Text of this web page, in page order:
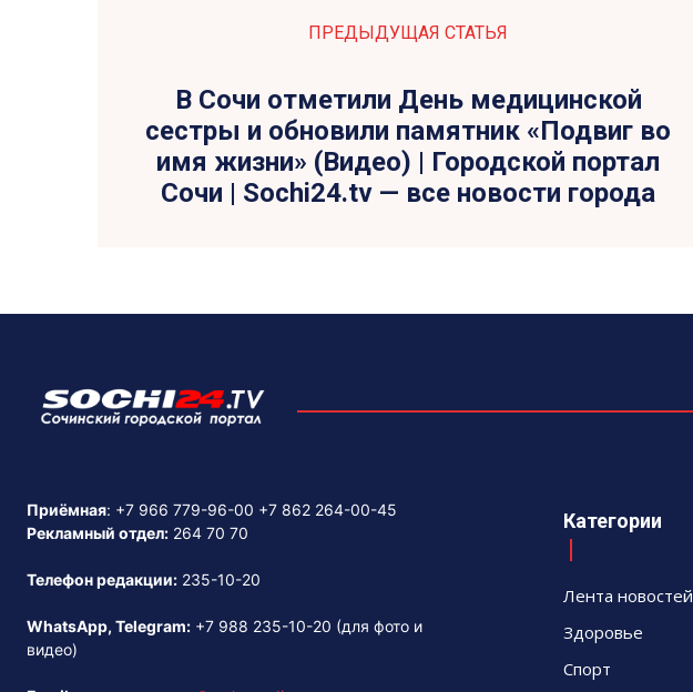
ПРЕДЫДУЩАЯ СТАТЬЯ
В Сочи отметили День медицинской
сестры и обновили памятник «Подвиг во
имя жизни» (Видео) | Городской портал
Сочи | Sochi24.tv — все новости города
Приёмная: +7 966 779-96-00 +7 862 264-00-45
Рекламный отдел: 264 70 70
Телефон редакции: 235-10-20
WhatsApp, Telegram: +7 988 235-10-20 (для фото и
видео)
Категории
Лента новостей
Здоровье
Спорт